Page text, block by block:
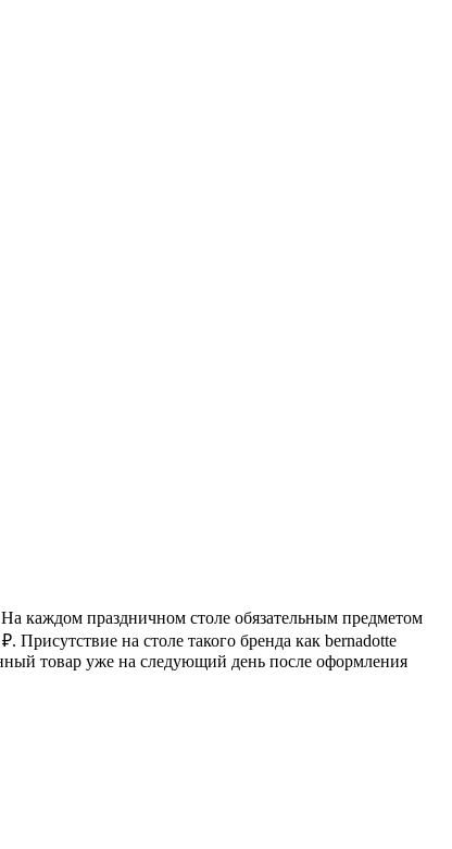
каждом праздничном столе обязательным предметом
₽. Присутствие на столе такого бренда как bernadotte
товар уже на следующий день после оформления